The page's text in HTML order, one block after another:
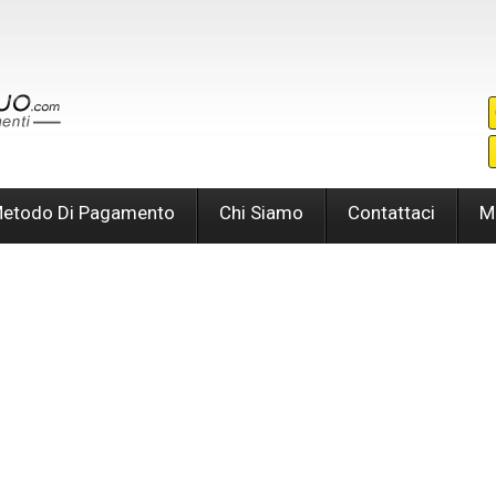
Di Pagamento Chi Siamo Contattaci